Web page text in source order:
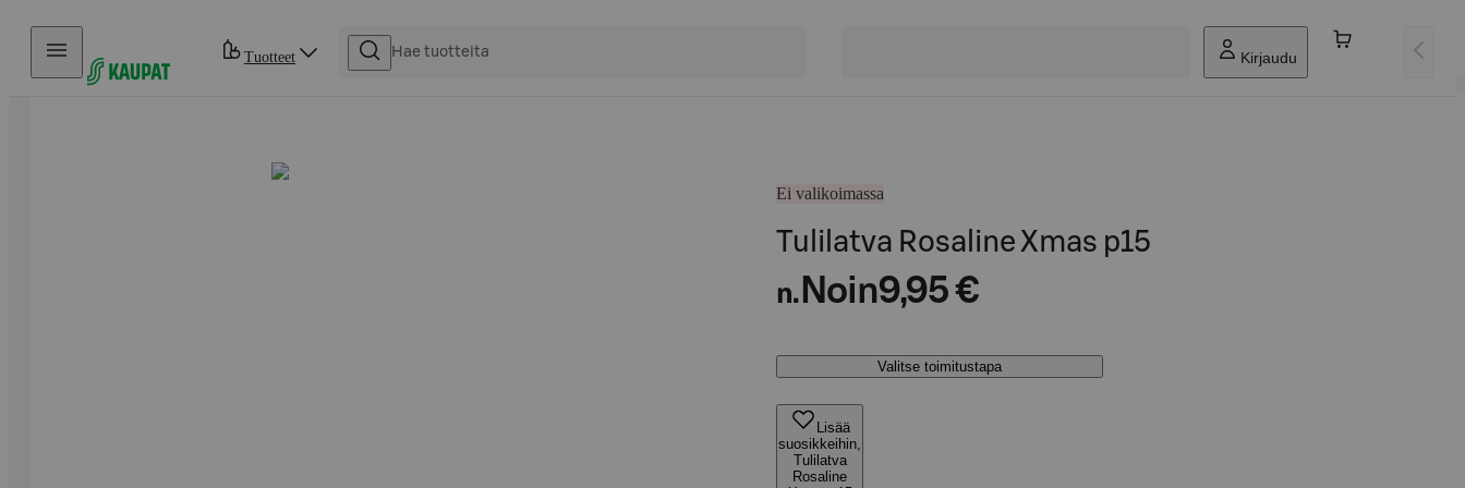
Hyppää sisältöön
Tuotteet Kirjaudu
Ei valikoimassa
Tulilatva Rosaline Xmas p15
n. Noin9,95 €
Valitse toimitustapa
Lisää
suosikkeihin,
Tulilatva
Rosaline